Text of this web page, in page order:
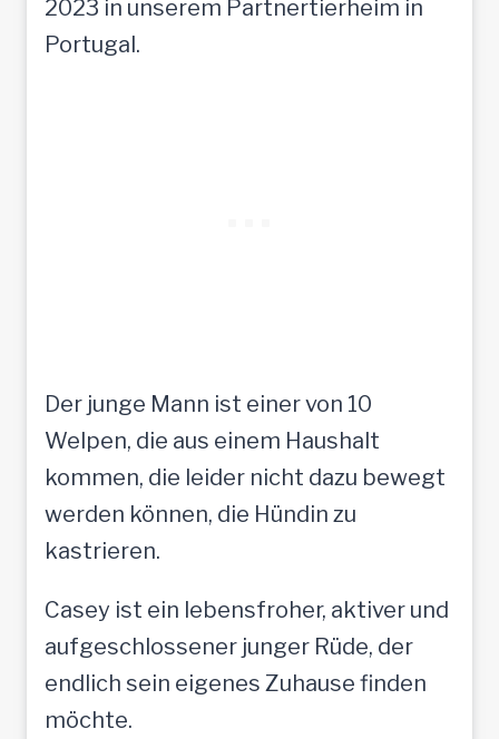
2023 in unserem Partnertierheim in
Portugal.
Der junge Mann ist einer von 10
Welpen, die aus einem Haushalt
kommen, die leider nicht dazu bewegt
werden können, die Hündin zu
kastrieren.
Casey ist ein lebensfroher, aktiver und
aufgeschlossener junger Rüde, der
endlich sein eigenes Zuhause finden
möchte.